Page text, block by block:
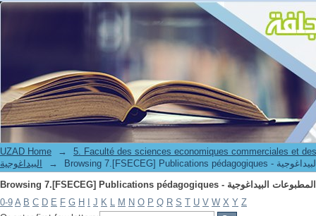
UZAD Home →
5. Faculté des sciences economiques commerciales et
البيداغوجية
→
0-9 A B C D E F G H J K L M N O P Q R S T U V W X Y Z